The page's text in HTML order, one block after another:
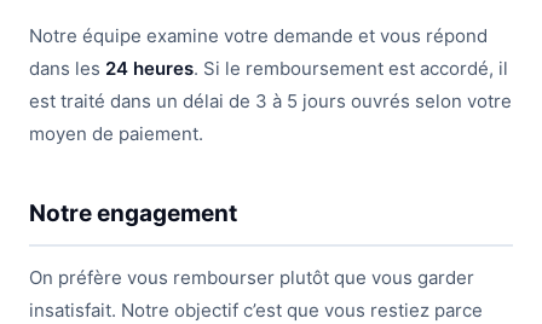
Notre équipe examine votre demande et vous répond
dans les 24 heures. Si le remboursement est accordé, il
est traité dans un délai de 3 à 5 jours ouvrés selon votre
moyen de paiement.
Notre engagement
On préfère vous rembourser plutôt que vous garder
insatisfait. Notre objectif c’est que vous restiez parce